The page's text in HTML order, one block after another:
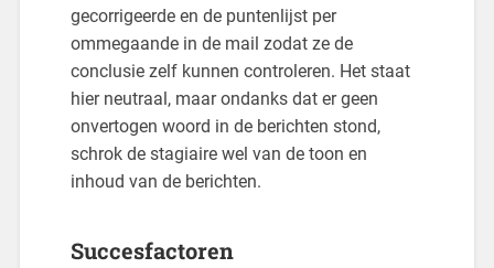
gecorrigeerde en de puntenlijst per
ommegaande in de mail zodat ze de
conclusie zelf kunnen controleren. Het staat
hier neutraal, maar ondanks dat er geen
onvertogen woord in de berichten stond,
schrok de stagiaire wel van de toon en
inhoud van de berichten.
Succesfactoren